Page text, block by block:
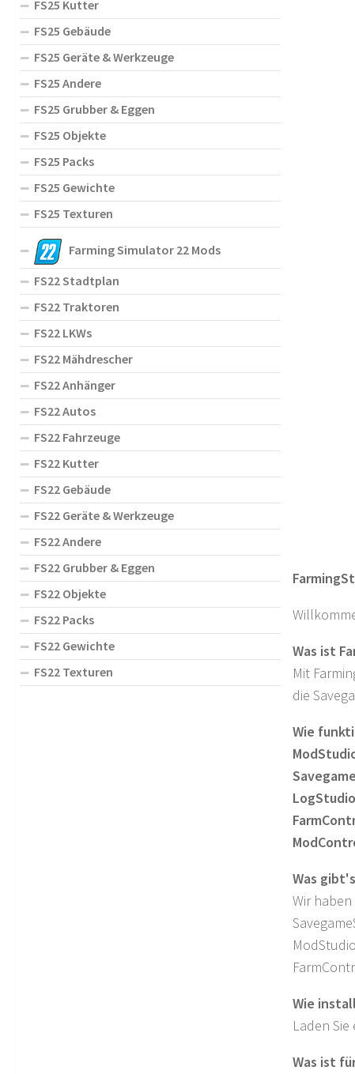
Was ist
Mit
die
Wie
Was
Wir
Wie
Laden
Was ist
FS25 Kutter
FS25 Gebäude
FS25 Geräte & Werkzeuge
FS25 Andere
FS25 Grubber & Eggen
FS25 Objekte
FS25 Packs
FS25 Gewichte
FS25 Texturen
Farming Simulator 22 Mods
FS22 Stadtplan
FS22 Traktoren
FS22 LKWs
FS22 Mähdrescher
FS22 Anhänger
FS22 Autos
FS22 Fahrzeuge
FS22 Kutter
FS22 Gebäude
FS22 Geräte & Werkzeuge
FS22 Andere
FS22 Grubber & Eggen
FS22 Objekte
FS22 Packs
FS22 Gewichte
FS22 Texturen